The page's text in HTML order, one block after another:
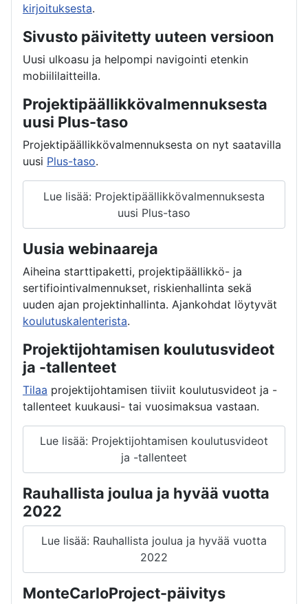
kirjoituksesta.
Sivusto päivitetty uuteen versioon
Uusi ulkoasu ja helpompi navigointi etenkin
mobiililaitteilla.
Projektipäällikkövalmennuksesta
uusi Plus-taso
Projektipäällikkövalmennuksesta on nyt saatavilla
uusi Plus-taso.
Lue lisää: Projektipäällikkövalmennuksesta
uusi Plus-taso
Uusia webinaareja
Aiheina starttipaketti, projektipäällikkö- ja
sertifiointivalmennukset, riskienhallinta sekä
uuden ajan projektinhallinta. Ajankohdat löytyvät
koulutuskalenterista.
Projektijohtamisen koulutusvideot
ja -tallenteet
Tilaa projektijohtamisen tiiviit koulutusvideot ja -
tallenteet kuukausi- tai vuosimaksua vastaan.
Lue lisää: Projektijohtamisen koulutusvideot
ja -tallenteet
Rauhallista joulua ja hyvää vuotta
2022
Lue lisää: Rauhallista joulua ja hyvää vuotta
2022
MonteCarloProject-päivitys